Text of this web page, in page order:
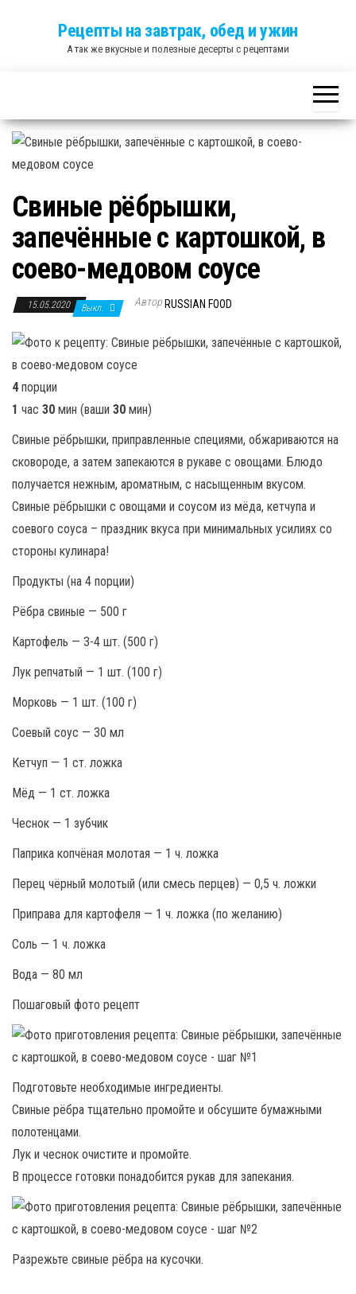
Рецепты на завтрак, обед и ужин
А так же вкусные и полезные десерты с рецептами
Свиные рёбрышки,
запечённые с картошкой, в
соево-медовом соусе
15.05.2020 Выкл. Автор RUSSIAN FOOD
4порции
1 час 30 мин (ваши 30 мин)
Свиные рёбрышки, приправленные специями, обжариваются на
сковороде, а затем запекаются в рукаве с овощами. Блюдо
получается нежным, ароматным, с насыщенным вкусом.
Свиные рёбрышки с овощами и соусом из мёда, кетчупа и
соевого соуса – праздник вкуса при минимальных усилиях со
стороны кулинара!
Продукты (на 4 порции)
Рёбра свиные — 500 г
Картофель — 3-4 шт. (500 г)
Лук репчатый — 1 шт. (100 г)
Морковь — 1 шт. (100 г)
Соевый соус — 30 мл
Кетчуп — 1 ст. ложка
Мёд — 1 ст. ложка
Чеснок — 1 зубчик
Паприка копчёная молотая — 1 ч. ложка
Перец чёрный молотый (или смесь перцев) — 0,5 ч. ложки
Приправа для картофеля — 1 ч. ложка (по желанию)
Соль — 1 ч. ложка
Вода — 80 мл
Пошаговый фото рецепт
Подготовьте необходимые ингредиенты.
Свиные рёбра тщательно промойте и обсушите бумажными
полотенцами.
Лук и чеснок очистите и промойте.
В процессе готовки понадобится рукав для запекания.
Разрежьте свиные рёбра на кусочки.